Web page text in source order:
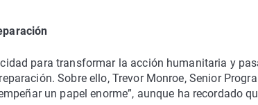
para transformar la acción humanitaria y
Sobre ello, Trevor Monroe, Senior
un papel enorme”, aunque ha recordado